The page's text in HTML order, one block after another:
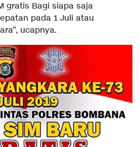
gratis Bagi siapa saja
pada 1 Juli atau
ucapnya.